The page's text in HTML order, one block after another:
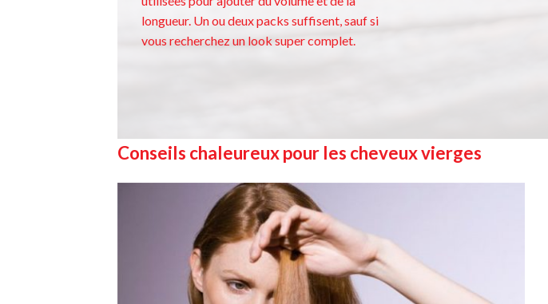
longueur. Un ou deux packs suffisent, sauf si
vous recherchez un look super complet.
Conseils chaleureux pour les cheveux vierges